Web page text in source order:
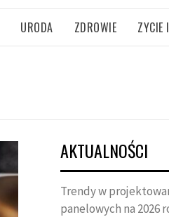
URODA ZDROWIE ZYCIE
AKTUALNOŚCI
Trendy w
panelowych na 2026